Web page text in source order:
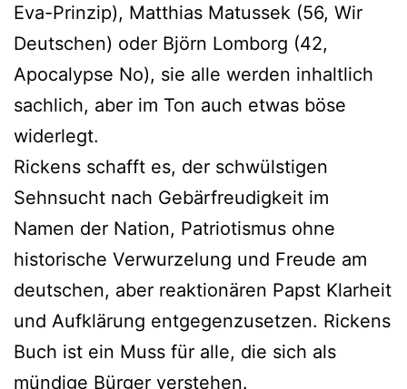
Eva-Prinzip), Matthias Matussek (56, Wir
Deutschen) oder Björn Lomborg (42,
Apocalypse No), sie alle werden inhaltlich
sachlich, aber im Ton auch etwas böse
widerlegt.
Rickens schafft es, der schwülstigen
Sehnsucht nach Gebärfreudigkeit im
Namen der Nation, Patriotismus ohne
historische Verwurzelung und Freude am
deutschen, aber reaktionären Papst Klarheit
und Aufklärung entgegenzusetzen. Rickens
Buch ist ein Muss für alle, die sich als
mündige Bürger verstehen.